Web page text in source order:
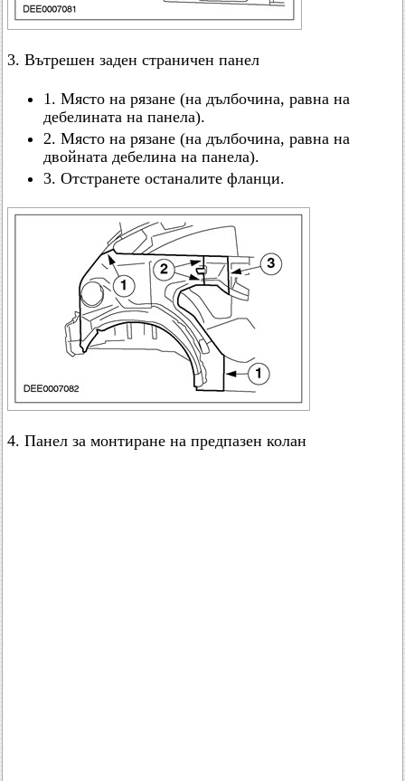
3. Вътрешен заден страничен панел
1. Място на рязане (на дълбочина, равна на
дебелината на панела).
2. Място на рязане (на дълбочина, равна на
двойната дебелина на панела).
3. Отстранете останалите фланци.
4. Панел за монтиране на предпазен колан